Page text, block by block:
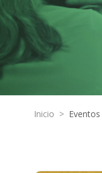
Inicio > Eventos